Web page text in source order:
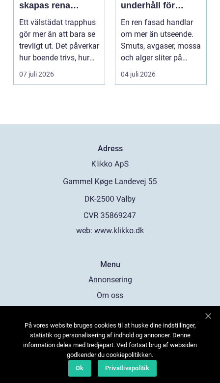
skapas rena
trapphus som
håller över tid
Ett välstädat trapphus
gör mer än att bara se
trevligt ut. Det påverkar
hur boende trivs, hur
besöka...
07 juli 2026
underhåll för
hållbara fasader
En ren fasad handlar
om mer än utseende.
Smuts, avgaser, mossa
och alger sliter på
materialen och ka...
04 juli 2026
Adress
web: www.klikko.dk
Menu
Annonsering
Om oss
Kontakta oss
Sitemap
På vores website bruges cookies til at huske dine indstillinger,
statistik og personalisering af indhold og annoncer. Denne
information deles med tredjepart. Ved fortsat brug af websiden
godkender du cookiepolitikken.
Ok
Privatlivspolitik